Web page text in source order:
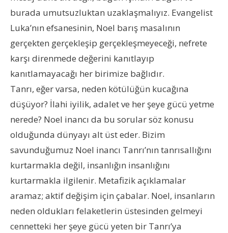
burada umutsuzluktan uzaklaşmalıyız. Evangelist
Luka’nın efsanesinin, Noel barış masalının
gerçekten gerçekleşip gerçekleşmeyeceği, nefrete
karşı direnmede değerini kanıtlayıp
kanıtlamayacağı her birimize bağlıdır.
Tanrı, eğer varsa, neden kötülüğün kucağına
düşüyor? İlahi iyilik, adalet ve her şeye gücü yetme
nerede? Noel inancı da bu sorular söz konusu
olduğunda dünyayı alt üst eder. Bizim
savunduğumuz Noel inancı Tanrı’nın tanrısallığını
kurtarmakla değil, insanlığın insanlığını
kurtarmakla ilgilenir. Metafizik açıklamalar
aramaz; aktif değişim için çabalar. Noel, insanların
neden oldukları felaketlerin üstesinden gelmeyi
cennetteki her şeye gücü yeten bir Tanrı’ya